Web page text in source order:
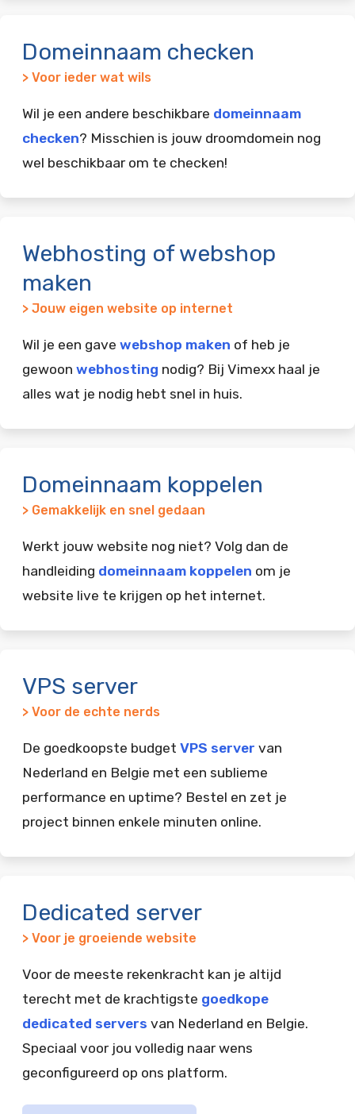
Domeinnaam checken
> Voor ieder wat wils
Wil je een andere beschikbare domeinnaam
checken? Misschien is jouw droomdomein nog
wel beschikbaar om te checken!
Webhosting of webshop
maken
> Jouw eigen website op internet
Wil je een gave webshop maken of heb je
gewoon webhosting nodig? Bij Vimexx haal je
alles wat je nodig hebt snel in huis.
Domeinnaam koppelen
> Gemakkelijk en snel gedaan
Werkt jouw website nog niet? Volg dan de
handleiding domeinnaam koppelen om je
website live te krijgen op het internet.
VPS server
> Voor de echte nerds
De goedkoopste budget VPS server van
Nederland en Belgie met een sublieme
performance en uptime? Bestel en zet je
project binnen enkele minuten online.
Dedicated server
> Voor je groeiende website
Voor de meeste rekenkracht kan je altijd
terecht met de krachtigste goedkope
dedicated servers van Nederland en Belgie.
Speciaal voor jou volledig naar wens
geconfigureerd op ons platform.